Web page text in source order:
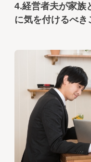
4.経営者夫が家族
に気を付けるべき